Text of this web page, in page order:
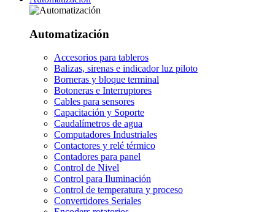
Automatización
Accesorios para tableros
Balizas, sirenas e indicador luz piloto
Borneras y bloque terminal
Botoneras e Interruptores
Cables para sensores
Capacitación y Soporte
Caudalímetros de agua
Computadores Industriales
Contactores y relé térmico
Contadores para panel
Control de Nivel
Control para Iluminación
Control de temperatura y proceso
Convertidores Seriales